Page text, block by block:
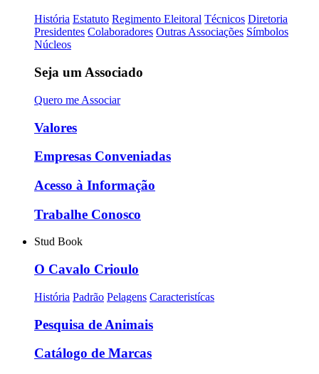
História Estatuto Regimento Eleitoral Técnicos Diretoria
Presidentes Colaboradores Outras Associações Símbolos
Núcleos
Seja um Associado
Quero me Associar
Valores
Empresas Conveniadas
Acesso à Informação
Trabalhe Conosco
Stud Book
O Cavalo Crioulo
História Padrão Pelagens Caracteristícas
Pesquisa de Animais
Catálogo de Marcas